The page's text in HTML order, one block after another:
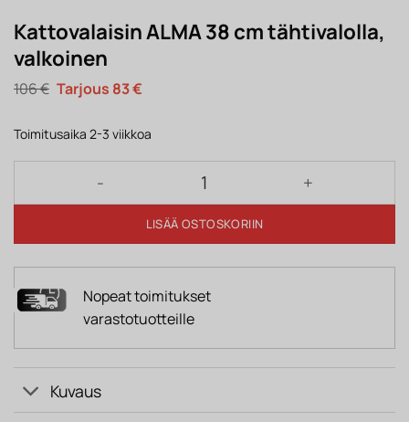
Kattovalaisin ALMA 38 cm tähtivalolla,
valkoinen
106€ Alkuperäinen
hinta
106 €.
83€Nykyinen
83 €.
Toimitusaika 2-3 viikkoa
Kattovalaisin ALMA 38 cm tähtivalolla, valkoinen
LISÄÄ OSTOSKORIIN
Nopeat toimitukset
varastotuotteille
Kuvaus